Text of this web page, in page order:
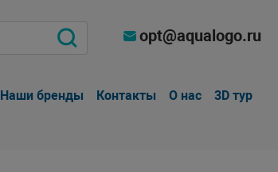
opt@aqualogo.ru
Наши бренды Контакты О нас 3D тур